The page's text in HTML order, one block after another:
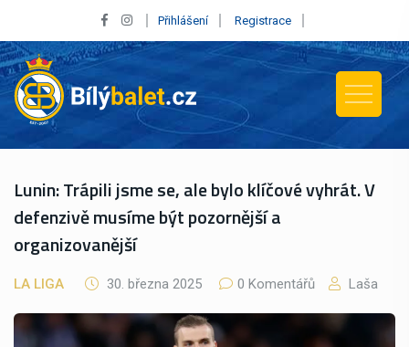
Přihlášení Registrace
Lunin: Trápili jsme se, ale bylo klíčové vyhrát. V
defenzivě musíme být pozornější a
organizovanější
LA LIGA 30. března 2025 0 Komentářů Laša